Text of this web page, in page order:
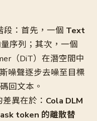
段：首先，一個 Text
序列；其次，一個
（DiT）在潛空間中
噪聲逐步去噪至目標
回文本。
異在於： Cola DLM
token 的離散替